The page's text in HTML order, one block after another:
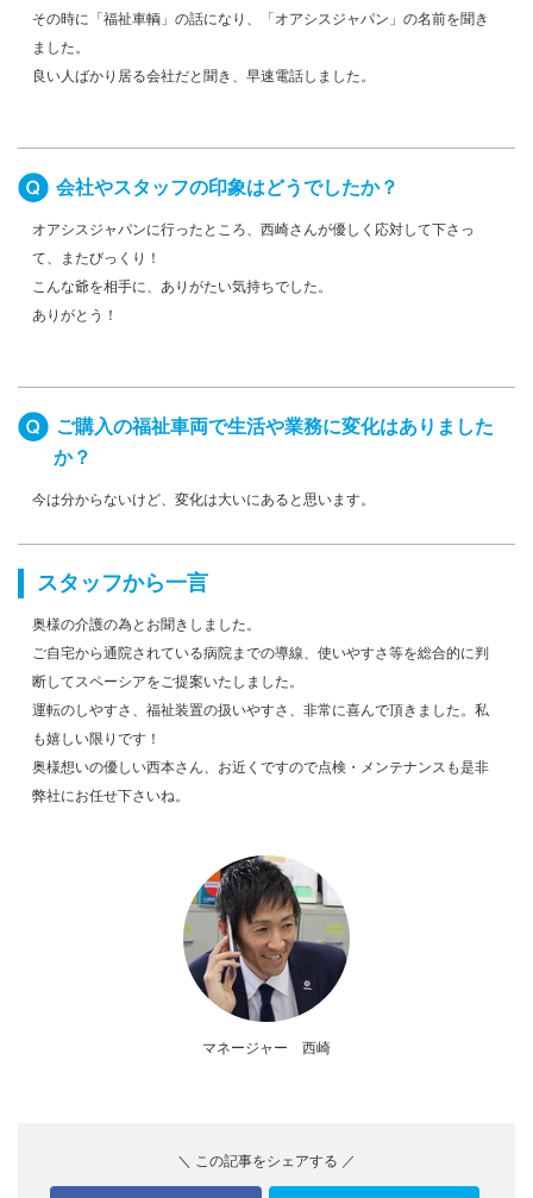
その時に「福祉車輌」の話になり、「オアシスジャパン」の名前を聞き
ました。
良い人ばかり居る会社だと聞き、早速電話しました。
会社やスタッフの印象はどうでしたか？
オアシスジャパンに行ったところ、西崎さんが優しく応対して下さっ
て、またびっくり！
こんな爺を相手に、ありがたい気持ちでした。
ありがとう！
ご購入の福祉車両で生活や業務に変化はありました
か？
今は分からないけど、変化は大いにあると思います。
スタッフから一言
奥様の介護の為とお聞きしました。
ご自宅から通院されている病院までの導線、使いやすさ等を総合的に判
断してスペーシアをご提案いたしました。
運転のしやすさ、福祉装置の扱いやすさ、非常に喜んで頂きました。私
も嬉しい限りです！
奥様想いの優しい西本さん、お近くですので点検・メンテナンスも是非
弊社にお任せ下さいね。
マネージャー 西崎